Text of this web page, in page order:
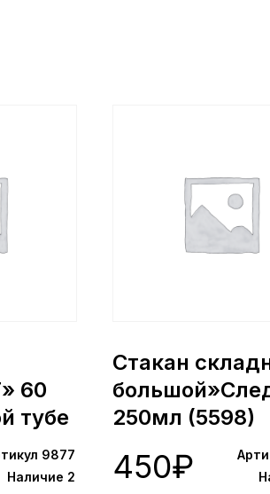
60
тубе
9877
Наличие 2
Стакан
250мл (5598)
450₽